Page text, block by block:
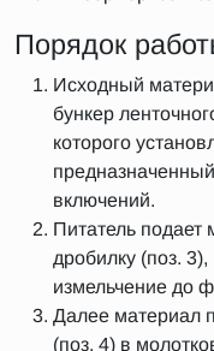
Порядок
Исходный
бункер
которого
включений.
Питатель подает
дробилку (поз.
измельчение до
Далее материал
(поз. 4) в